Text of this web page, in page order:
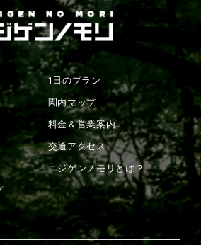
1日のプラン
園内マップ
料金＆営業案内
交通アクセス
ニジゲンノモリとは？